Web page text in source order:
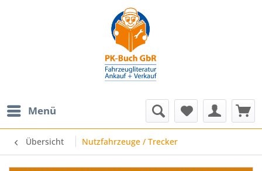
Menü
Übersicht Nutzfahrzeuge / Trecker